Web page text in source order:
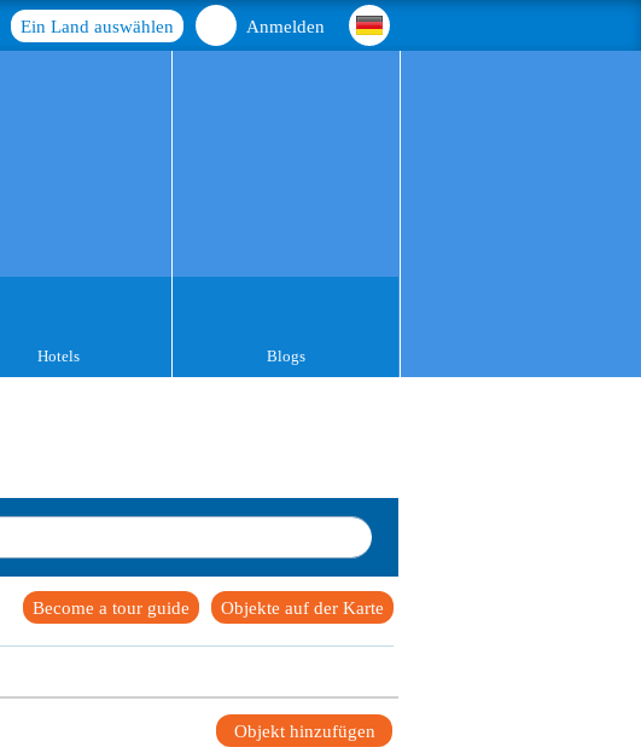
Anmelden
Ein Land auswählen
Hotels Blogs
Objekte auf der Karte
Become a tour guide
Objekt hinzufügen